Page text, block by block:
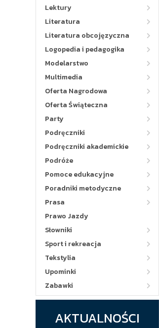
Lektury
Literatura
Literatura obcojęzyczna
Logopedia i pedagogika
Modelarstwo
Multimedia
Oferta Nagrodowa
Oferta Świąteczna
Party
Podręczniki
Podręczniki akademickie
Podróże
Pomoce edukacyjne
Poradniki metodyczne
Prasa
Prawo Jazdy
Słowniki
Sport i rekreacja
Tekstylia
Upominki
Zabawki
AKTUALNOŚCI